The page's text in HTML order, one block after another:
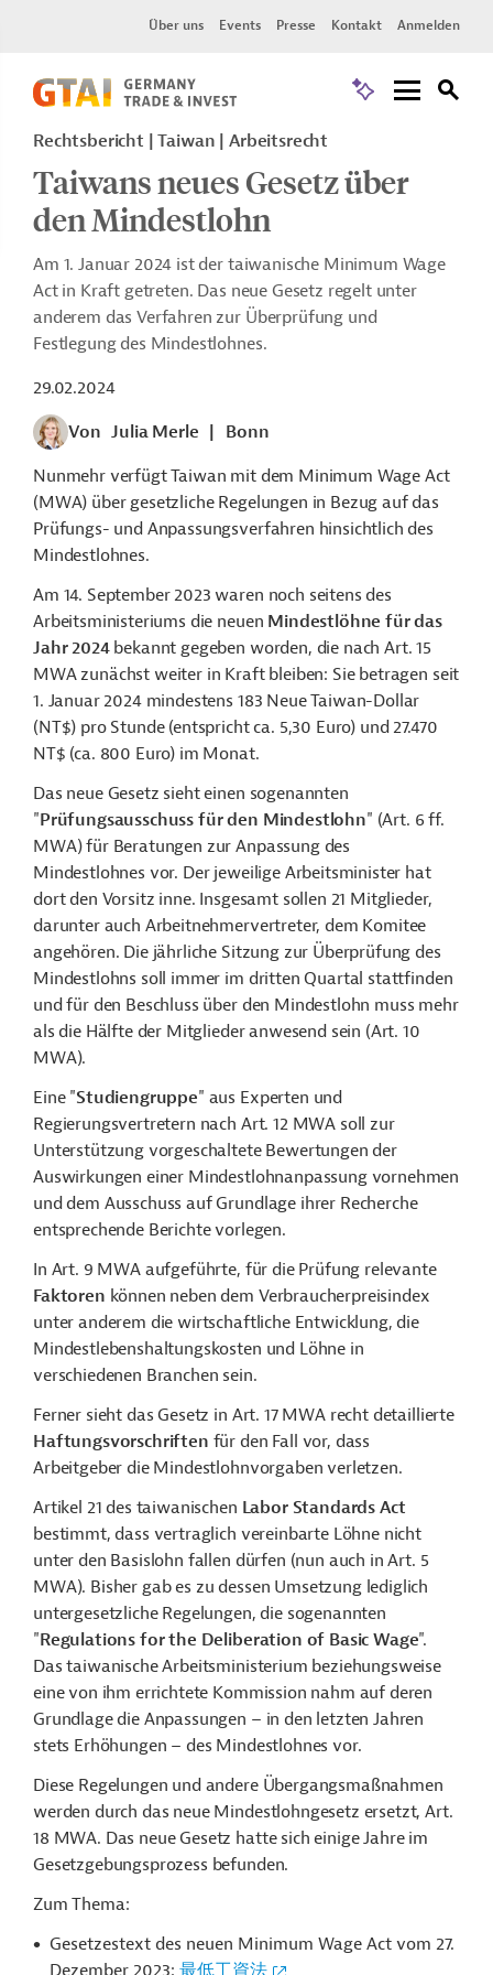
Über uns Events Presse Kontakt Anmelden
Rechtsbericht | Taiwan | Arbeitsrecht
Taiwans neues Gesetz über
den Mindestlohn
Am 1. Januar 2024 ist der taiwanische Minimum Wage
Act in Kraft getreten. Das neue Gesetz regelt unter
anderem das Verfahren zur Überprüfung und
Festlegung des Mindestlohnes.
29.02.2024
Von Julia Merle
Bonn
Nunmehr verfügt Taiwan mit dem Minimum Wage Act
(MWA) über gesetzliche Regelungen in Bezug auf das
Prüfungs- und Anpassungsverfahren hinsichtlich des
Mindestlohnes.
Am 14. September 2023 waren noch seitens des
Arbeitsministeriums die neuen Mindestlöhne für das
Jahr 2024bekannt gegeben worden, die nach Art. 15
MWA zunächst weiter in Kraft bleiben: Sie betragen seit
1. Januar 2024 mindestens 183 Neue Taiwan-Dollar
(NT$) pro Stunde (entspricht ca. 5,30 Euro) und 27.470
NT$ (ca. 800 Euro) im Monat.
Das neue Gesetz sieht einen sogenannten
"Prüfungsausschuss für den Mindestlohn" (Art. 6 ff.
MWA) für Beratungen zur Anpassung des
Mindestlohnes vor. Der jeweilige Arbeitsminister hat
dort den Vorsitz inne. Insgesamt sollen 21 Mitglieder,
darunter auch Arbeitnehmervertreter, dem Komitee
angehören. Die jährliche Sitzung zur Überprüfung des
Mindestlohns soll immer im dritten Quartal stattfinden
und für den Beschluss über den Mindestlohn muss mehr
als die Hälfte der Mitglieder anwesend sein (Art. 10
MWA).
Eine "Studiengruppe" aus Experten und
Regierungsvertretern nach Art. 12 MWA soll zur
Unterstützung vorgeschaltete Bewertungen der
Auswirkungen einer Mindestlohnanpassung vornehmen
und dem Ausschuss auf Grundlage ihrer Recherche
entsprechende Berichte vorlegen.
In Art. 9 MWA aufgeführte, für die Prüfung relevante
Faktoren können neben dem Verbraucherpreisindex
unter anderem die wirtschaftliche Entwicklung, die
Mindestlebenshaltungskosten und Löhne in
verschiedenen Branchen sein.
Ferner sieht das Gesetz in Art. 17 MWA recht detaillierte
Haftungsvorschriften für den Fall vor, dass
Arbeitgeber die Mindestlohnvorgaben verletzen.
Artikel 21 des taiwanischen Labor Standards Act
bestimmt, dass vertraglich vereinbarte Löhne nicht
unter den Basislohn fallen dürfen (nun auch in Art. 5
MWA). Bisher gab es zu dessen Umsetzung lediglich
untergesetzliche Regelungen, die sogenannten
"Regulations for the Deliberation of Basic Wage".
Das taiwanische Arbeitsministerium beziehungsweise
eine von ihm errichtete Kommission nahm auf deren
Grundlage die Anpassungen – in den letzten Jahren
stets Erhöhungen – des Mindestlohnes vor.
Diese Regelungen und andere Übergangsmaßnahmen
werden durch das neue Mindestlohngesetz ersetzt, Art.
18 MWA. Das neue Gesetz hatte sich einige Jahre im
Gesetzgebungsprozess befunden.
Zum Thema:
Gesetzestext des neuen Minimum Wage Act vom 27.
Dezember 2023: 最低工資法